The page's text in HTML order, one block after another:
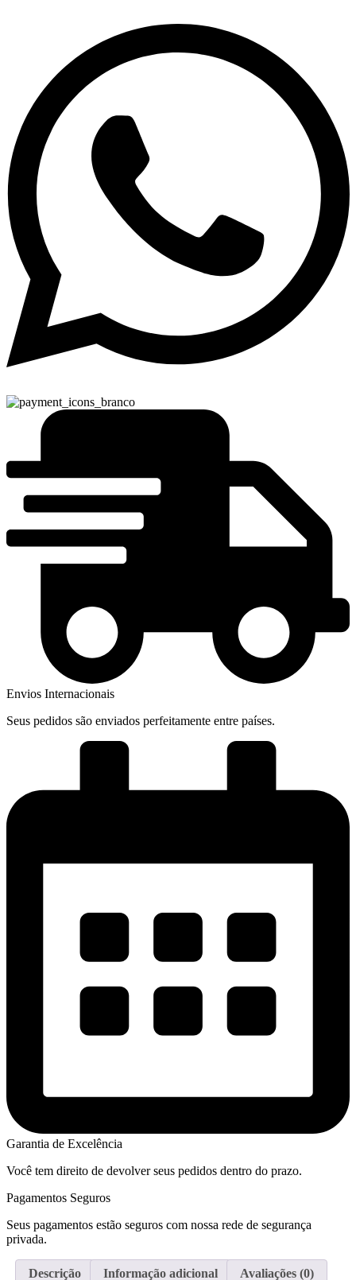
Envios Internacionais
Seus pedidos são enviados perfeitamente entre países.
Garantia de Excelência
Você tem direito de devolver seus pedidos dentro do prazo.
Pagamentos Seguros
Seus pagamentos estão seguros com nossa rede de segurança
privada.
Descrição Informação adicional Avaliações (0)